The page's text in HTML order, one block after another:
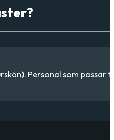
varit hos er flera gånger.